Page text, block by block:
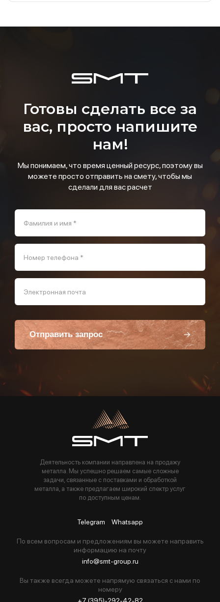
Готовы сделать все за
вас, просто напишите
нам!
Мы понимаем, что время ценный ресурс, поэтому вы
можете просто отправить на смету, чтобы мы
сделали для вас расчет
Фамилия и имя *
Номер телефона *
Электронная почта
Отправить запрос
Пользуясь данной формой вы соглашаетесь с политикой компании
Деятельность компании направлена на продажу
металла. Мы успешно решаем самые сложные
задачи, связанные с поставками и обработкой
металла, а также предлагаем широкий спектр услуг
по доступным ценам.
Telegram Whatsapp
По всем вопросам и предложениям вы можете направить
информацию на почту
info@smt-group.ru
Вы также всегда можете напрямую связаться с нами по
номеру